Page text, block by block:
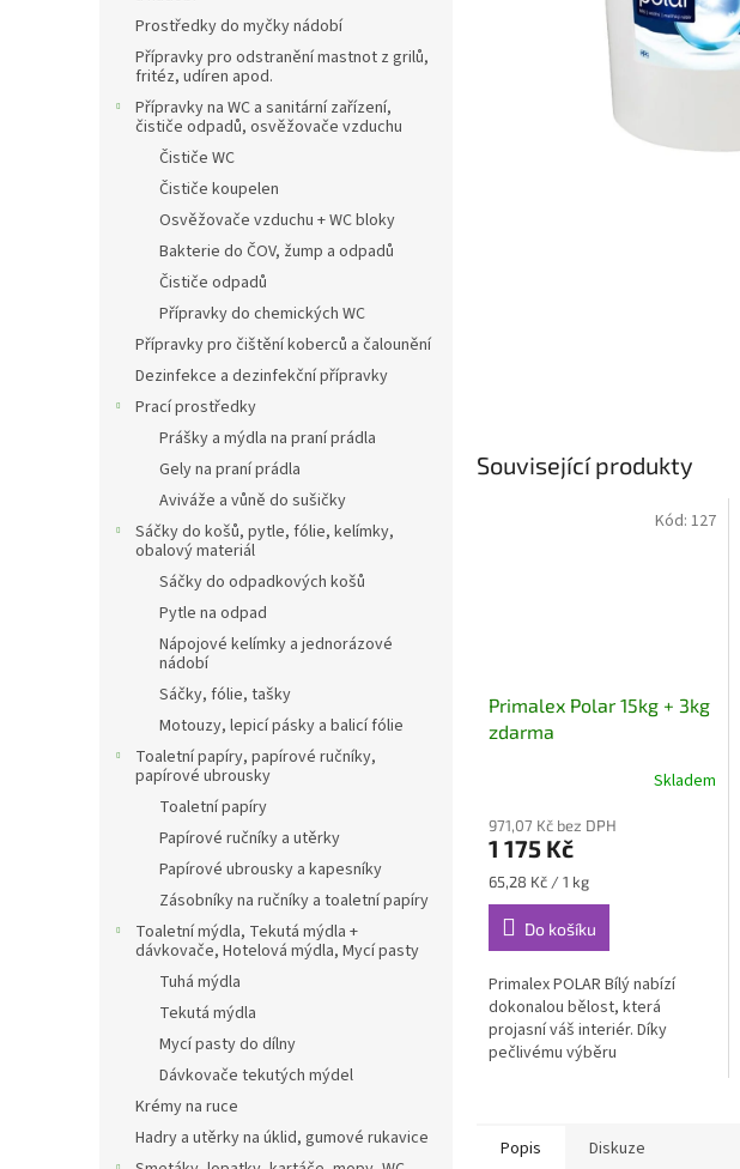
Prostředky do myčky nádobí
Přípravky pro odstranění mastnot z grilů,
fritéz, udíren apod.
Přípravky na WC a sanitární zařízení,
čističe odpadů, osvěžovače vzduchu
Čističe WC
Čističe koupelen
Osvěžovače vzduchu + WC bloky
Bakterie do ČOV, žump a odpadů
Čističe odpadů
Přípravky do chemických WC
Přípravky pro čištění koberců a čalounění
Dezinfekce a dezinfekční přípravky
Prací prostředky
Prášky a mýdla na praní prádla
Gely na praní prádla
Aviváže a vůně do sušičky
Sáčky do košů, pytle, fólie, kelímky,
obalový materiál
Sáčky do odpadkových košů
Pytle na odpad
Nápojové kelímky a jednorázové
nádobí
Sáčky, fólie, tašky
Motouzy, lepicí pásky a balicí fólie
Toaletní papíry, papírové ručníky,
papírové ubrousky
Toaletní papíry
Papírové ručníky a utěrky
Papírové ubrousky a kapesníky
Zásobníky na ručníky a toaletní papíry
Toaletní mýdla, Tekutá mýdla +
dávkovače, Hotelová mýdla, Mycí pasty
Tuhá mýdla
Tekutá mýdla
Mycí pasty do dílny
Dávkovače tekutých mýdel
Krémy na ruce
Hadry a utěrky na úklid, gumové rukavice
Související produkty
Primalex Polar 15kg + 3kg
zdarma
Skladem
971,07 Kč bez DPH
1 175 Kč
Měrná
cena:
65,28 Kč / 1 kg
Do košíku
Primalex POLAR Bílý nabízí
dokonalou bělost, která
projasní váš interiér. Díky
pečlivému výběru
garantovat nejvyšší stupeň
Kód: 127
Popis Diskuze